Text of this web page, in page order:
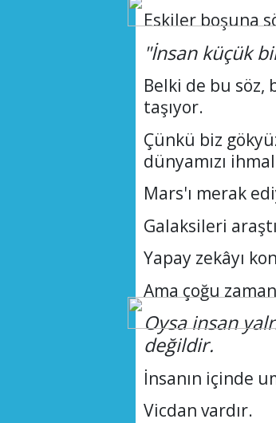
Eskiler boşuna
"İnsan küçük
Belki de bu
taşıyor.
Çünkü biz
dünyamızı
Mars'ı merak
Galaksileri
Yapay zekâyı
Ama çoğu
Oysa insan
değildir.
İnsanın içinde
Vicdan vardır.